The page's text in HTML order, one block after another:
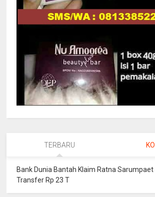
TERBARU
Bank Dunia Bantah Klaim Ratna Sarumpaet
Transfer Rp 23 T